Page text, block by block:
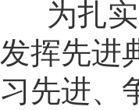
为扎实
发挥先进
习先进、